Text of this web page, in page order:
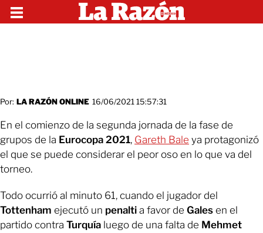
Por: LA RAZÓN ONLINE 16/06/2021 15:57:31
En el comienzo de la segunda jornada de la fase de
grupos de la Eurocopa 2021, Gareth Bale ya protagonizó
el que se puede considerar el peor oso en lo que va del
torneo.
Todo ocurrió al minuto 61, cuando el jugador del
Tottenham ejecutó un penalti a favor de Gales en el
partido contra Turquía luego de una falta de Mehmet